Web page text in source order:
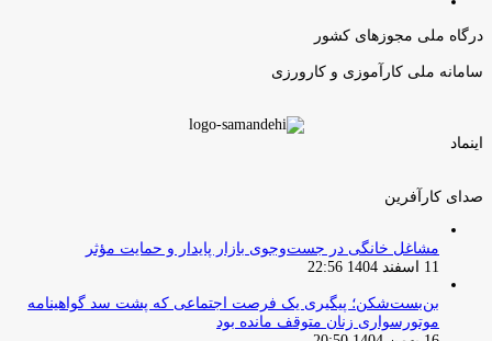
درگاه ملی مجوزهای کشور
سامانه ملی کارآموزی و کارورزی
اینماد
صدای کارآفرین
مشاغل خانگی در جست‌وجوی بازار پایدار و حمایت مؤثر
11 اسفند 1404 22:56
بن‌بست‌شکن؛ پیگیری یک فرصت اجتماعی که پشت سد گواهینامه
موتورسواری زنان متوقف مانده بود